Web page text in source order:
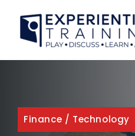
content
Finance / Technology